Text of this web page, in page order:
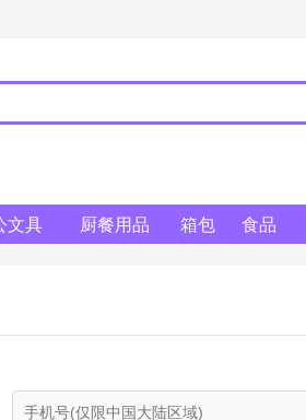
文具 厨餐用品 箱包 食品